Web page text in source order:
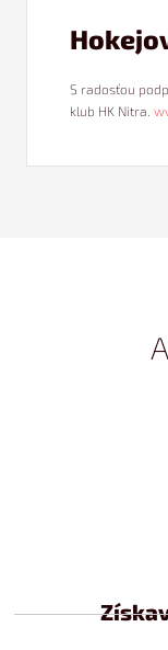
S radosťou
klub HK Nitra.